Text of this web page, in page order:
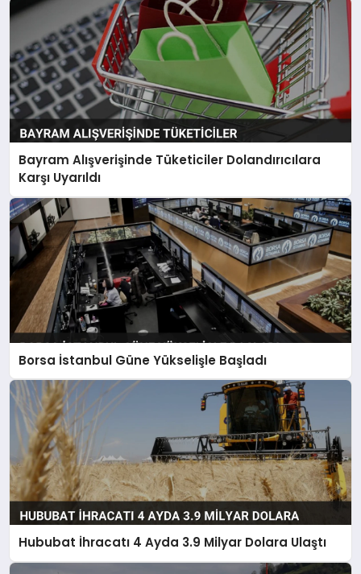
Bayram Alışverişinde Tüketiciler Dolandırıcılara
Karşı Uyarıldı
Borsa İstanbul Güne Yükselişle Başladı
Hububat İhracatı 4 Ayda 3.9 Milyar Dolara Ulaştı